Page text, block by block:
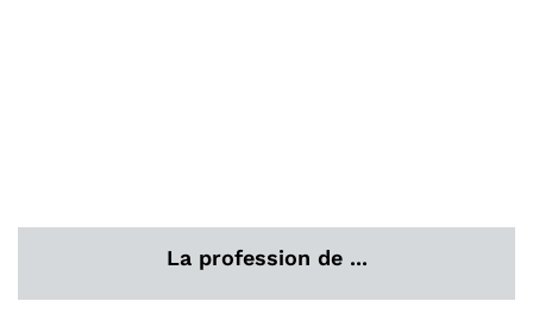
La profession de ...